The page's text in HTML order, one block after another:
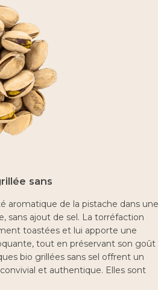
sans
aromatique de la pistache dans une
sans ajout de sel. La torréfaction
toastées et lui apporte une
tout en préservant son goût
bio grillées sans sel offrent un
et authentique. Elles sont